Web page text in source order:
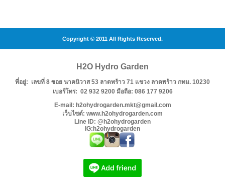
Copyright © 2011 All Rights Reserved.
H2O Hydro Garden
ที่อยู่: เลขที่ 8 ซอย นาคนิวาส 53 ลาดพร้าว 71 แขวง ลาดพร้าว กทม. 10230
เบอร์โทร: 02 932 9200 มือถือ: 086 177 9206
E-mail: h2ohydrogarden.mkt@gmail.com
เว็บไซต์: www.h2ohydrogarden.com
Line ID: @h2ohydrogarden
IG:h2ohydrogarden